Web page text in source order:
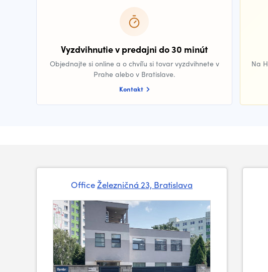
Vyzdvihnutie v predajni do 30 minút
Objednajte si online a o chvíľu si tovar vyzdvihnete v
Prahe alebo v Bratislave.
Kontakt
Na
OfficeŽelezničná 23, Bratislava